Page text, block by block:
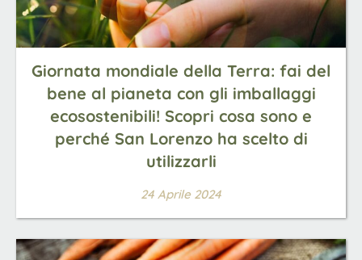
Giornata mondiale della Terra: fai del
bene al pianeta con gli imballaggi
ecosostenibili! Scopri cosa sono e
perché San Lorenzo ha scelto di
utilizzarli
24 Aprile 2024